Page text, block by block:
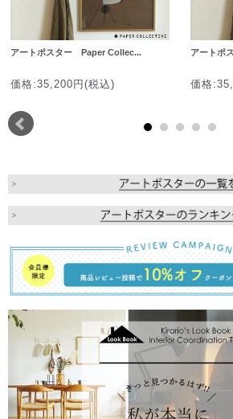
アートポスター Paper Collec...
価格:35,200円(税込)
アートポ
価格